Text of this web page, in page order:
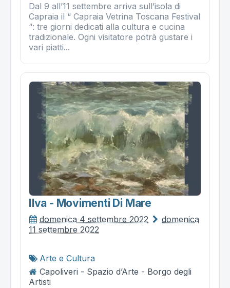
Dal 9 all’11 settembre arriva sull’isola di
Capraia il “ Capraia Vetrina Toscana Festival
“: tre giorni dedicati alla cultura e cucina
tradizionale. Ogni visitatore potrà gustare i
vari piatti...
Ilva - Movimenti Di Mare
domenica 4 settembre 2022
domenica
11 settembre 2022
Arte e Cultura
Capoliveri - Spazio d’Arte - Borgo degli
Artisti